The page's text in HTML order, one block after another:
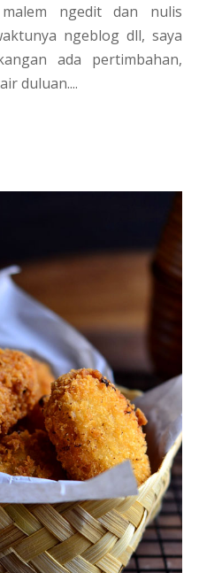
ngedit dan nulis
ngeblog dll, saya
ada pertimbahan,
duluan....